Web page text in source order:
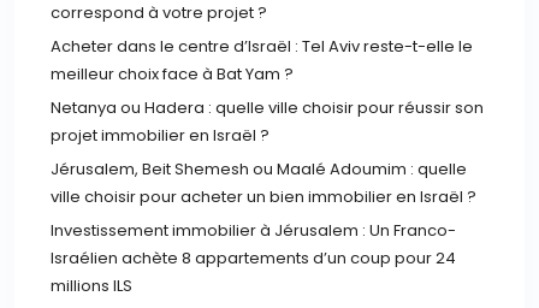
correspond à votre projet ?
Acheter dans le centre d’Israël : Tel Aviv reste-t-elle le
meilleur choix face à Bat Yam ?
Netanya ou Hadera : quelle ville choisir pour réussir son
projet immobilier en Israël ?
Jérusalem, Beit Shemesh ou Maalé Adoumim : quelle
ville choisir pour acheter un bien immobilier en Israël ?
Investissement immobilier à Jérusalem : Un Franco-
Israélien achète 8 appartements d’un coup pour 24
millions ILS